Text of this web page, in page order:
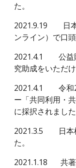
た。
2021.9.19
日
ンライン）で口
2021.4.1 公益
究助成をいただ
2021.4.1令和
ー「共同利用・
に採択されました
2021.3.5 日本
た。
2021.1.18
共